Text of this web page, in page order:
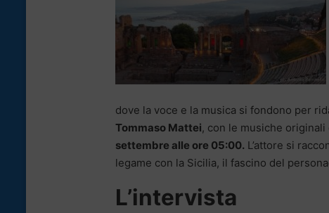
dove la voce e la musica si fondono per
Tommaso Mattei, con le musiche originali
settembre alle ore 05:00. L’attore si
legame con la Sicilia, il fascino del
L’intervista